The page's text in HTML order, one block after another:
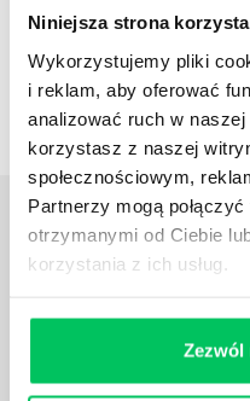
Niniejsza strona
Wykorzystujemy pliki
i reklam, aby oferować
analizować ruch w
korzystasz z naszej
społecznościowym,
Partnerzy mogą
otrzymanymi od Ciebie
korzystania z ich usług.
Zezwól
Daj nam
POTRZEBY